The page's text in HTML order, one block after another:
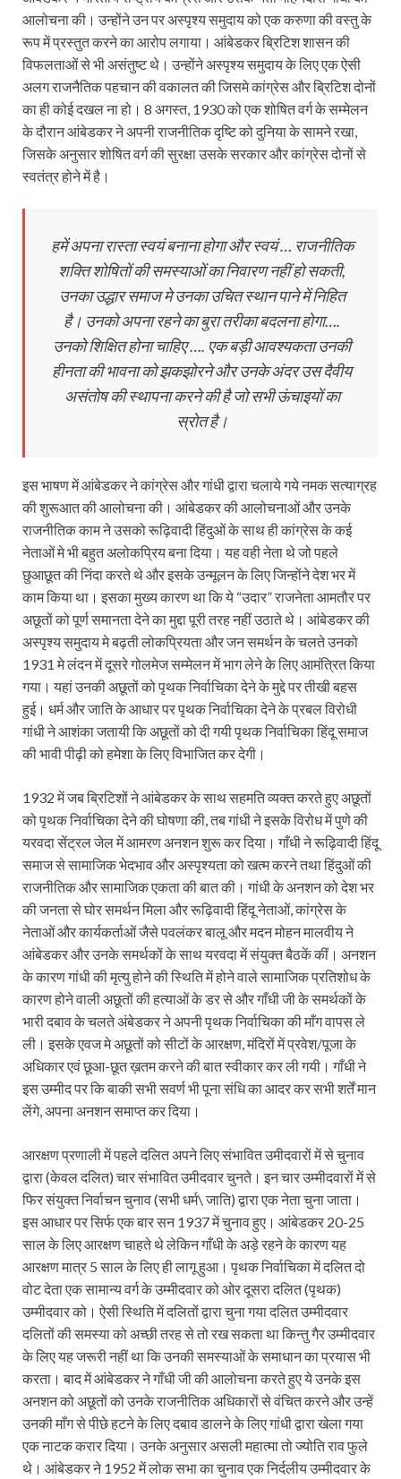
आलोचना की। उन्होंने उन पर अस्पृश्य समुदाय को एक करुणा की वस्तु के
रूप में प्रस्तुत करने का आरोप लगाया। आंबेडकर ब्रिटिश शासन की
विफलताओं से भी असंतुष्ट थे। उन्होंने अस्पृश्य समुदाय के लिए एक ऐसी
अलग राजनैतिक पहचान की वकालत की जिसमे कांग्रेस और ब्रिटिश दोनों
का ही कोई दखल ना हो। 8 अगस्त, 1930 को एक शोषित वर्ग के सम्मेलन
के दौरान आंबेडकर ने अपनी राजनीतिक दृष्टि को दुनिया के सामने रखा,
जिसके अनुसार शोषित वर्ग की सुरक्षा उसके सरकार और कांग्रेस दोनों से
स्वतंत्र होने में है।
हमें अपना रास्ता स्वयं बनाना होगा और स्वयं … राजनीतिक
शक्ति शोषितों की समस्याओं का निवारण नहीं हो सकती,
उनका उद्धार समाज मे उनका उचित स्थान पाने में निहित
है। उनको अपना रहने का बुरा तरीका बदलना होगा….
उनको शिक्षित होना चाहिए …. एक बड़ी आवश्यकता उनकी
हीनता की भावना को झकझोरने और उनके अंदर उस दैवीय
असंतोष की स्थापना करने की है जो सभी ऊंचाइयों का
स्रोत है।
इस भाषण में आंबेडकर ने कांग्रेस और गांधी द्वारा चलाये गये नमक सत्याग्रह
की शुरूआत की आलोचना की। आंबेडकर की आलोचनाओं और उनके
राजनीतिक काम ने उसको रूढ़िवादी हिंदुओं के साथ ही कांग्रेस के कई
नेताओं मे भी बहुत अलोकप्रिय बना दिया। यह वही नेता थे जो पहले
छुआछूत की निंदा करते थे और इसके उन्मूलन के लिए जिन्होंने देश भर में
काम किया था। इसका मुख्य कारण था कि ये “उदार” राजनेता आमतौर पर
अछूतों को पूर्ण समानता देने का मुद्दा पूरी तरह नहीं उठाते थे। आंबेडकर की
अस्पृश्य समुदाय मे बढ़ती लोकप्रियता और जन समर्थन के चलते उनको
1931 मे लंदन में दूसरे गोलमेज सम्मेलन में भाग लेने के लिए आमंत्रित किया
गया। यहां उनकी अछूतों को पृथक निर्वाचिका देने के मुद्दे पर तीखी बहस
हुई। धर्म और जाति के आधार पर पृथक निर्वाचिका देने के प्रबल विरोधी
गांधी ने आशंका जतायी कि अछूतों को दी गयी पृथक निर्वाचिका हिंदू समाज
की भावी पीढ़ी को हमेशा के लिए विभाजित कर देगी।
1932 में जब ब्रिटिशों ने आंबेडकर के साथ सहमति व्यक्त करते हुए अछूतों
को पृथक निर्वाचिका देने की घोषणा की, तब गांधी ने इसके विरोध में पुणे की
यरवदा सेंट्रल जेल में आमरण अनशन शुरू कर दिया। गाँधी ने रूढ़िवादी हिंदू
समाज से सामाजिक भेदभाव और अस्पृश्यता को खत्म करने तथा हिंदुओं की
राजनीतिक और सामाजिक एकता की बात की। गांधी के अनशन को देश भर
की जनता से घोर समर्थन मिला और रूढ़िवादी हिंदू नेताओं, कांग्रेस के
नेताओं और कार्यकर्ताओं जैसे पवलंकर बालू और मदन मोहन मालवीय ने
आंबेडकर और उनके समर्थकों के साथ यरवदा में संयुक्त बैठकें कीं। अनशन
के कारण गांधी की मृत्यु होने की स्थिति में होने वाले सामाजिक प्रतिशोध के
कारण होने वाली अछूतों की हत्याओं के डर से और गाँधी जी के समर्थकों के
भारी दबाव के चलते अंबेडकर ने अपनी पृथक निर्वाचिका की माँग वापस ले
ली। इसके एवज मे अछूतों को सीटों के आरक्षण, मंदिरों में प्रवेश/पूजा के
अधिकार एवं छूआ-छूत ख़तम करने की बात स्वीकार कर ली गयी। गाँधी ने
इस उम्मीद पर कि बाकी सभी सवर्ण भी पूना संधि का आदर कर सभी शर्तें मान
लेंगे, अपना अनशन समाप्त कर दिया।
आरक्षण प्रणाली में पहले दलित अपने लिए संभावित उमीदवारों में से चुनाव
द्वारा (केवल दलित) चार संभावित उमीदवार चुनते। इन चार उम्मीदवारों में से
फिर संयुक्त निर्वाचन चुनाव (सभी धर्म\ जाति) द्वारा एक नेता चुना जाता।
इस आधार पर सिर्फ एक बार सन 1937 में चुनाव हुए। आंबेडकर 20-25
साल के लिए आरक्षण चाहते थे लेकिन गाँधी के अड़े रहने के कारण यह
आरक्षण मात्र 5 साल के लिए ही लागू हुआ। पृथक निर्वाचिका में दलित दो
वोट देता एक सामान्य वर्ग के उम्मीदवार को ओर दूसरा दलित (पृथक)
उम्मीदवार को। ऐसी स्थिति में दलितों द्वारा चुना गया दलित उम्मीदवार
दलितों की समस्या को अच्छी तरह से तो रख सकता था किन्तु गैर उम्मीदवार
के लिए यह जरूरी नहीं था कि उनकी समस्याओं के समाधान का प्रयास भी
करता। बाद में आंबेडकर ने गाँधी जी की आलोचना करते हुए ये उनके इस
अनशन को अछूतों को उनके राजनीतिक अधिकारों से वंचित करने और उन्हें
उनकी माँग से पीछे हटने के लिए दबाव डालने के लिए गांधी द्वारा खेला गया
एक नाटक करार दिया। उनके अनुसार असली महात्मा तो ज्योति राव फुले
थे। आंबेडकर ने 1952 में लोक सभा का चुनाव एक निर्दलीय उम्मीदवार के